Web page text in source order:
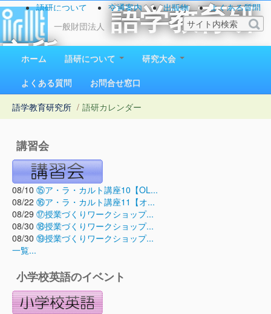
一般財団法人
語学教育研
究所
1923（大正12）年創立
語研について 交通案内 出版物
よくある質問
お問い合わせ
ホーム 語研について
研究大会
よくある質問
お問合せ窓口
語学教育研究所 / 語研カレンダー
講習会
08/10 ⑮ア・ラ・カルト講座10【OL...
08/22 ⑯ア・ラ・カルト講座11【オ...
08/29 ⑰授業づくりワークショップ...
08/30 ⑱授業づくりワークショップ...
08/30 ⑲授業づくりワークショップ...
一覧...
小学校英語のイベント